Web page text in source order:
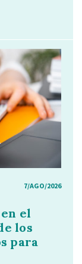
7/AGO/2026
el
los
para